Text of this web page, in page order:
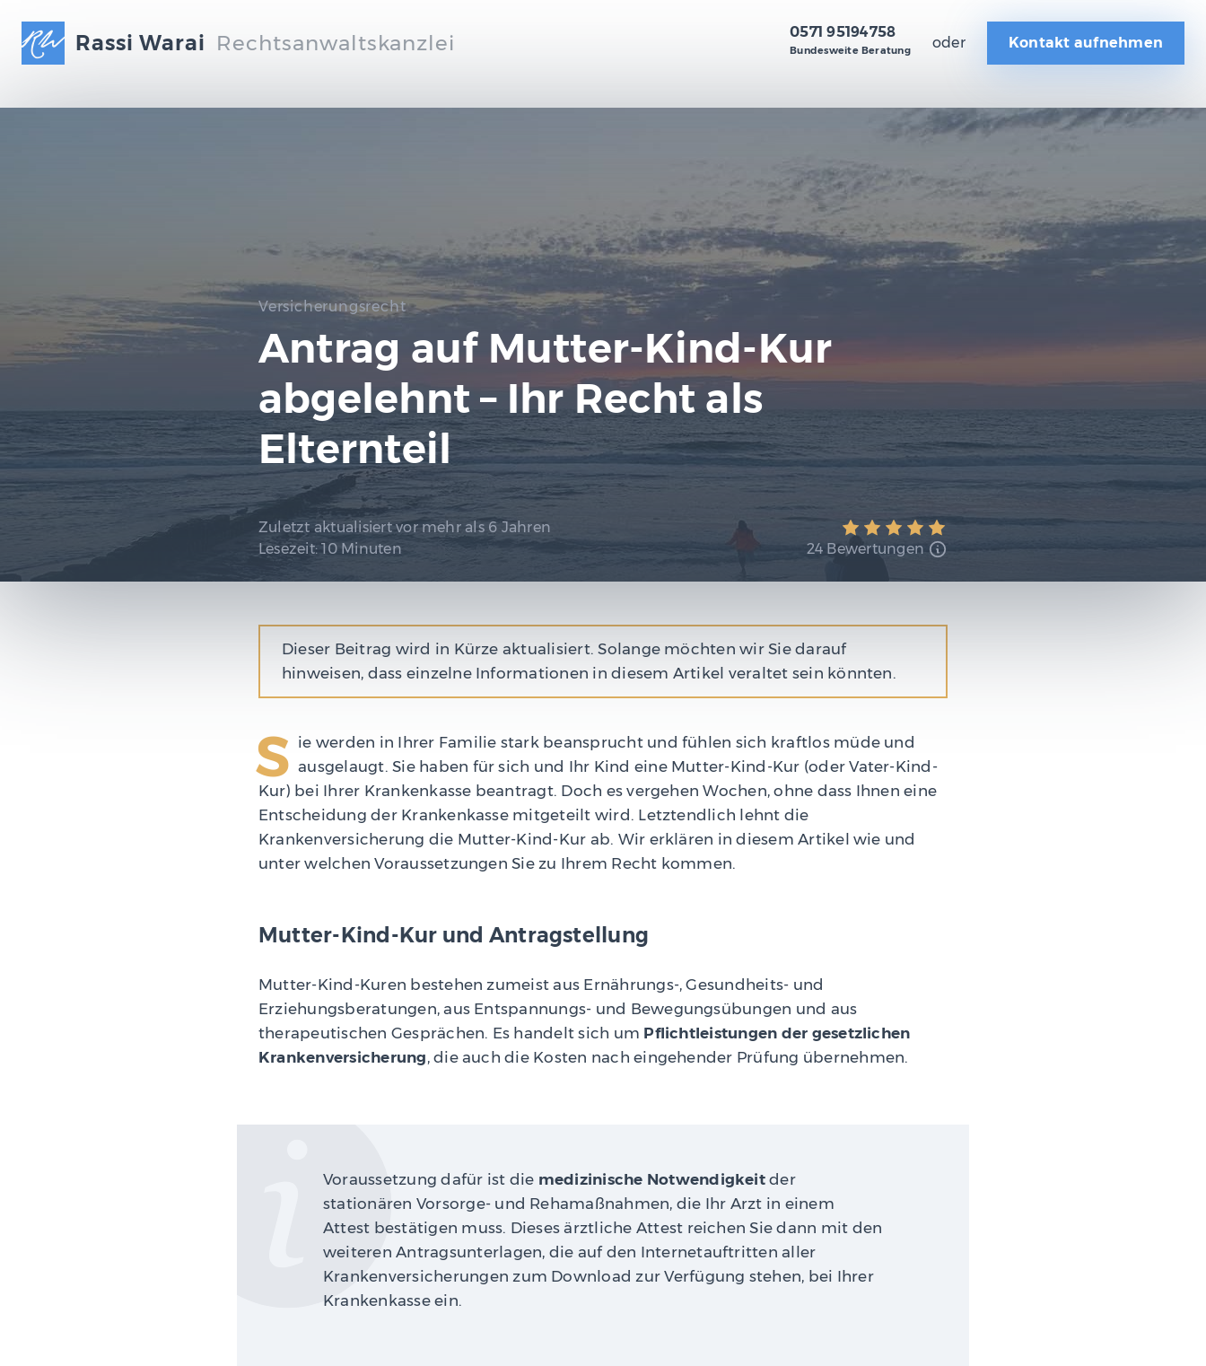
Rassi Warai Rechtsanwaltskanzlei 0571 95194758
Bundesweite Beratung oder Kontakt aufnehmen
Versicherungsrecht
Antrag auf Mutter-Kind-Kur
abgelehnt – Ihr Recht als
Elternteil
Zuletzt aktualisiertvor mehr als 6 Jahren
Lesezeit:10 Minuten 24 Bewertungen
Dieser Beitrag wird in Kürze aktualisiert. Solange möchten wir Sie darauf
hinweisen, dass einzelne Informationen in diesem Artikel veraltet sein könnten.
S ie werden in Ihrer Familie stark beansprucht und fühlen sich kraftlos müde und
ausgelaugt. Sie haben für sich und Ihr Kind eine Mutter-Kind-Kur (oder Vater-Kind-
Kur) bei Ihrer Krankenkasse beantragt. Doch es vergehen Wochen, ohne dass Ihnen eine
Entscheidung der Krankenkasse mitgeteilt wird. Letztendlich lehnt die
Krankenversicherung die Mutter-Kind-Kur ab. Wir erklären in diesem Artikel wie und
unter welchen Voraussetzungen Sie zu Ihrem Recht kommen.
Mutter-Kind-Kur und Antragstellung
Mutter-Kind-Kuren bestehen zumeist aus Ernährungs-, Gesundheits- und
Erziehungsberatungen, aus Entspannungs- und Bewegungsübungen und aus
therapeutischen Gesprächen. Es handelt sich um Pflichtleistungen der gesetzlichen
Krankenversicherung, die auch die Kosten nach eingehender Prüfung übernehmen.
Voraussetzung dafür ist die medizinische Notwendigkeitder
stationären Vorsorge- und Rehamaßnahmen, die Ihr Arzt in einem
Attest bestätigen muss. Dieses ärztliche Attest reichen Sie dann mit den
weiteren Antragsunterlagen, die auf den Internetauftritten aller
Krankenversicherungen zum Download zur Verfügung stehen, bei Ihrer
Krankenkasse ein.